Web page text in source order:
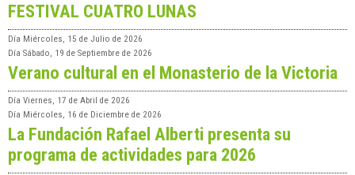
FESTIVAL CUATRO LUNAS
Día Miércoles, 15 de Julio de 2026
Día Sábado, 19 de Septiembre de 2026
Verano cultural en el Monasterio de la Victoria
Día Viernes, 17 de Abril de 2026
Día Miércoles, 16 de Diciembre de 2026
La Fundación Rafael Alberti presenta su
programa de actividades para 2026